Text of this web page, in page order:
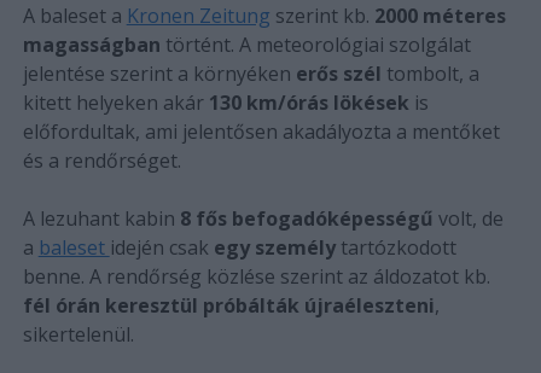
A baleset a Kronen Zeitung szerint kb. 2000 méteres
magasságban történt. A meteorológiai szolgálat
jelentése szerint a környéken erős szél tombolt, a
kitett helyeken akár 130 km/órás lökések is
előfordultak, ami jelentősen akadályozta a mentőket
és a rendőrséget.
A lezuhant kabin 8 fős befogadóképességű volt, de
a baleset idején csak egy személytartózkodott
benne. A rendőrség közlése szerint az áldozatot kb.
fél órán keresztül próbálták újraéleszteni,
sikertelenül.